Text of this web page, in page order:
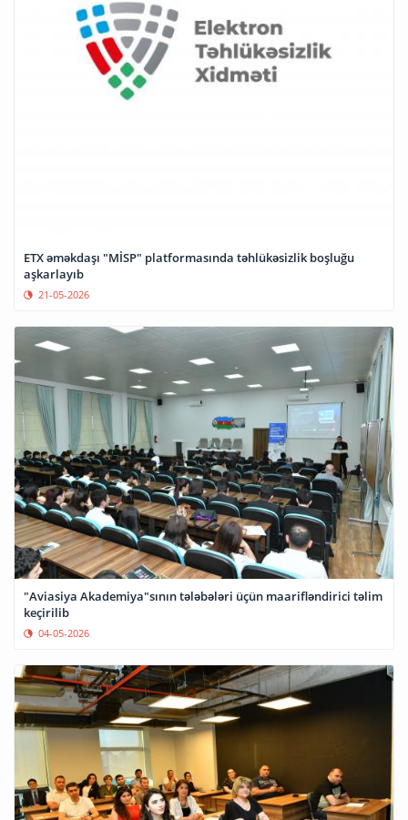
ETX əməkdaşı "MİSP" platformasında təhlükəsizlik boşluğu
aşkarlayıb
21-05-2026
"Aviasiya Akademiya"sının tələbələri üçün maarifləndirici təlim
keçirilib
04-05-2026